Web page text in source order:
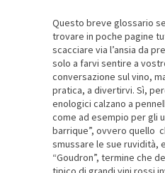
Questo breve glossario
trovare in poche pagine
scacciare via l’ansia da
solo a farvi sentire a
conversazione sul vino,
pratica, a divertirvi. Sì,
enologici calzano a
come ad esempio per gli
barrique”, ovvero quello
smussare le sue ruvidità,
“Goudron”, termine che